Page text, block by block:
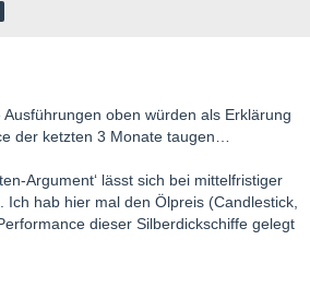
Ausführungen oben würden als Erklärung
der ketzten 3 Monate taugen…
Argument‘ lässt sich bei mittelfristiger
Ich hab hier mal den Ölpreis (Candlestick,
dieser Silberdickschiffe gelegt